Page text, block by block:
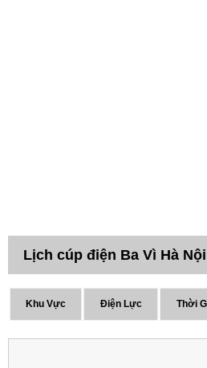
Lịch cúp điện Ba Vì Hà
Khu Vực Điện Lực Thời